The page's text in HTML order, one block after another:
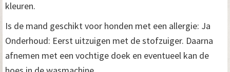
kleuren.
Is de mand geschikt voor honden met een allergie: Ja
Onderhoud: Eerst uitzuigen met de stofzuiger. Daarna
afnemen met een vochtige doek en eventueel kan de